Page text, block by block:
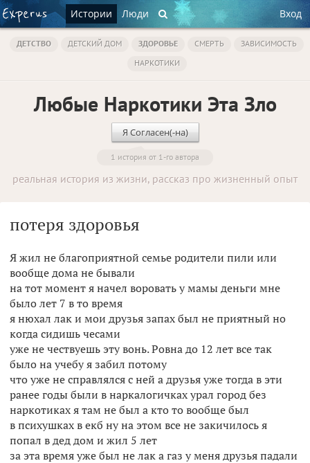
Истории Люди Вход
ДЕТСТВО ДЕТСКИЙ ДОМ ЗДОРОВЬЕ СМЕРТЬ
ЗАВИСИМОСТЬ
НАРКОТИКИ
Любые Наркотики Эта Зло
Я Согласен(-на)
1 история от 1-го автора
реальная история из жизни, рассказ про жизненный опыт
потеря здоровья
Я жил не благоприятной семье родители пили или
вообще дома не бывали
на тот момент я начел воровать у мамы деньги мне
было лет 7 в то время
я нюхал лак и мои друзья запах был не приятный но
когда сидишь чесами
уже не чествуешь эту вонь. Ровна до 12 лет все так
было на учебу я забил потому
что уже не справлялся с ней а друзья уже тогда в эти
ранее годы были в наркалогичках урал город без
наркотиках я там не был а кто то вообще был
в психушках в екб ну на этом все не закичилось я
попал в дед дом и жил 5 лет
за эта время уже был не лак а газ у меня друзья падали